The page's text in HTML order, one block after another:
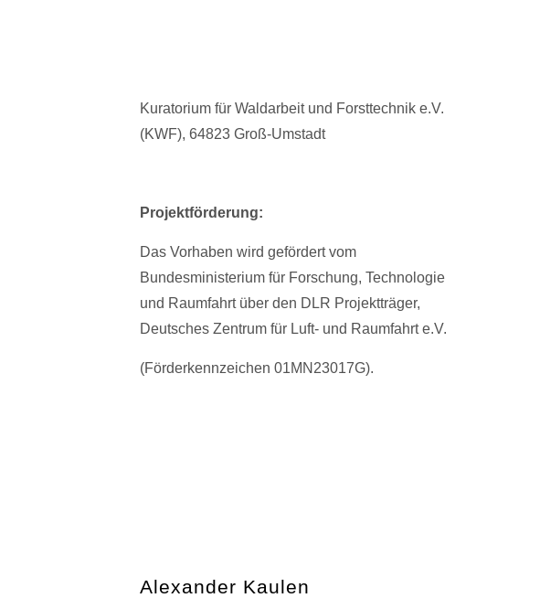
Kuratorium für Waldarbeit und Forsttechnik e.V.
(KWF), 64823 Groß-Umstadt
Projektförderung:
Das Vorhaben wird gefördert vom
Bundesministerium für Forschung, Technologie
und Raumfahrt über den DLR Projektträger,
Deutsches Zentrum für Luft- und Raumfahrt e.V.
(Förderkennzeichen 01MN23017G).
Alexander Kaulen